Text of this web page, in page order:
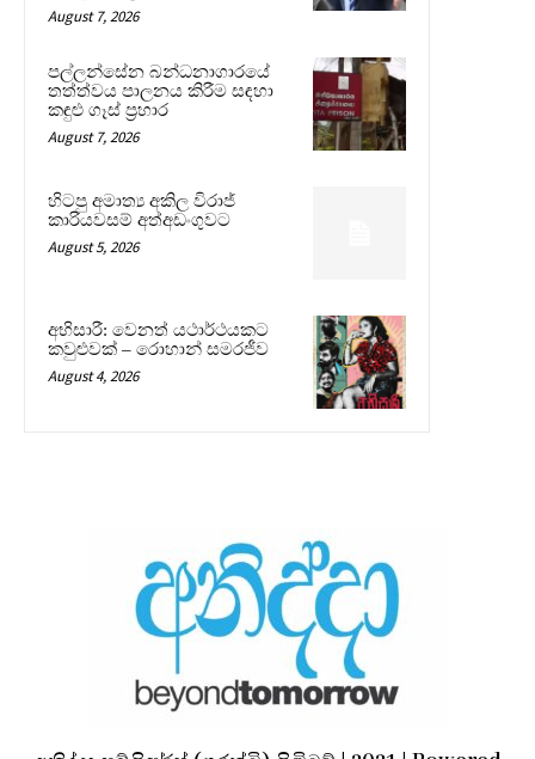
August 7, 2026
පල්ලන්සේන බන්ධනාගාරයේ
තත්ත්වය පාලනය කිරීම සඳහා
කඳුළු ගෑස් ප්‍රහාර
August 7, 2026
හිටපු අමාත්‍ය අකිල විරාජ්
කාරියවසම් අත්අඩංගුවට
August 5, 2026
අභිසාරී: වෙනත් යථාර්ථයකට
කවුළුවක් – රොහාන් සමරජීව
August 4, 2026